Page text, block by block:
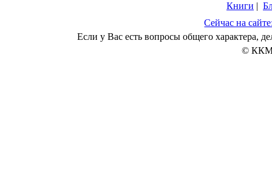
Книги |
Сейчас на
Если у Вас есть вопросы общего характера,
© ККМ